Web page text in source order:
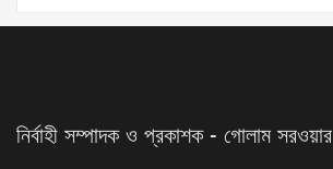
নির্বাহী সম্পাদক ও প্রকাশক - গোলাম সরওয়ার